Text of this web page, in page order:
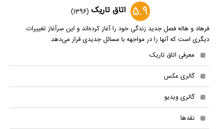
5.9 اتاق تاریک (1396)
فرهاد و هاله فصل جدید زندگی خود را آغاز کرده‌اند و این سرآغاز تغییرات
دیگری است که آنها را در مواجهه با مسائل جدیدی قرار می‌دهد.
معرفی اتاق تاریک
گالری عکس
گالری ویدیو
نقدها